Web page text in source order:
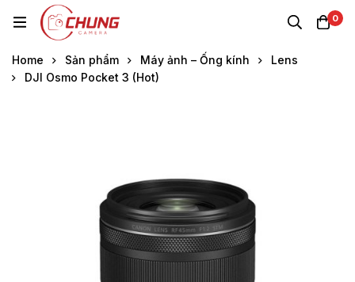
0
Home Sản phẩm Máy ảnh – Ống kính
Lens
DJI Osmo Pocket 3 (Hot)